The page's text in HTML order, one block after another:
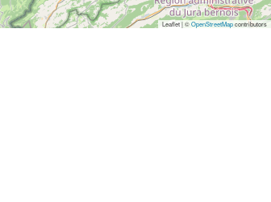
Leaflet | ©OpenStreetMapcontributors